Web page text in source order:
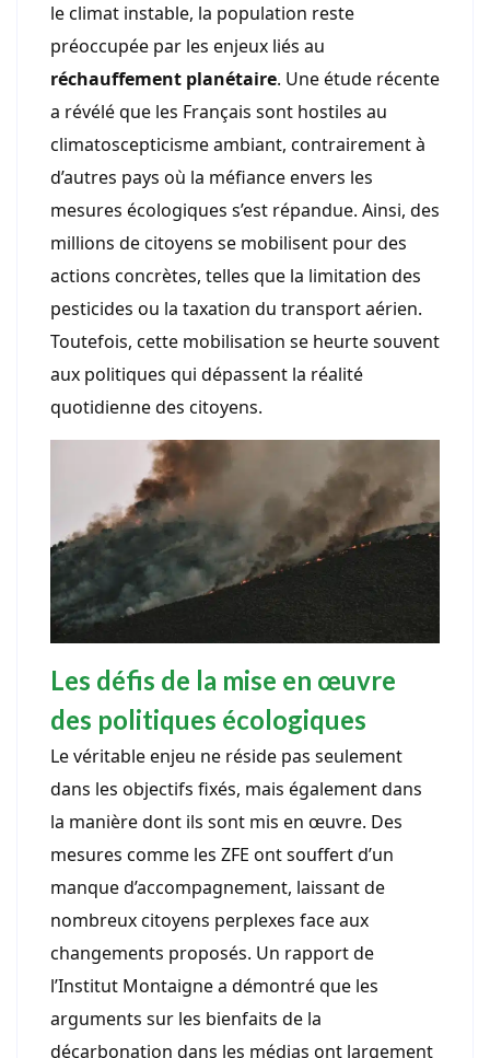
le climat instable, la population reste
préoccupée par les enjeux liés au
réchauffement planétaire. Une étude récente
a révélé que les Français sont hostiles au
climatoscepticisme ambiant, contrairement à
d’autres pays où la méfiance envers les
mesures écologiques s’est répandue. Ainsi, des
millions de citoyens se mobilisent pour des
actions concrètes, telles que la limitation des
pesticides ou la taxation du transport aérien.
Toutefois, cette mobilisation se heurte souvent
aux politiques qui dépassent la réalité
quotidienne des citoyens.
Les défis de la mise en œuvre
des politiques écologiques
Le véritable enjeu ne réside pas seulement
dans les objectifs fixés, mais également dans
la manière dont ils sont mis en œuvre. Des
mesures comme les ZFE ont souffert d’un
manque d’accompagnement, laissant de
nombreux citoyens perplexes face aux
changements proposés. Un rapport de
l’Institut Montaigne a démontré que les
arguments sur les bienfaits de la
décarbonation dans les médias ont largement